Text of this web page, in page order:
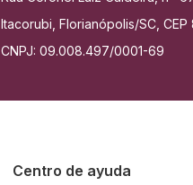
Itacorubi, Florianópolis/SC,
CNPJ: 09.008.497/0001-69
Centro de ayuda